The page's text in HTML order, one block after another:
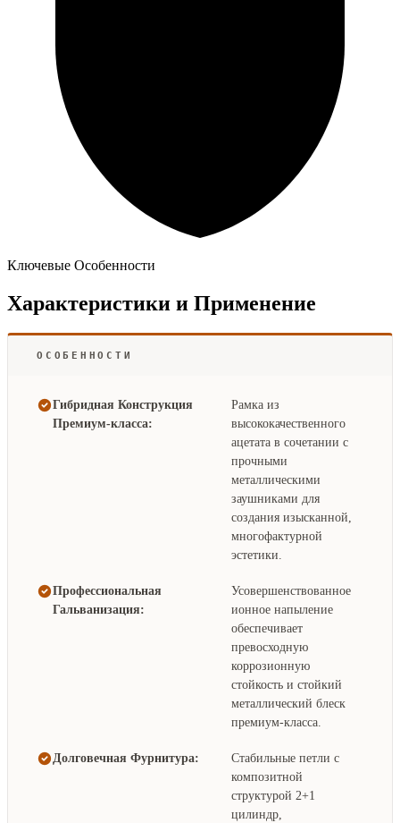
Ключевые Особенности
Характеристики и Применение
ОСОБЕННОСТИ
Гибридная Конструкция
Премиум-класса:
Рамка из
высококачественного
ацетата в сочетании с
прочными
металлическими
заушниками для
создания изысканной,
многофактурной
эстетики.
Профессиональная
Гальванизация:
Усовершенствованное
ионное напыление
обеспечивает
превосходную
коррозионную
стойкость и стойкий
металлический блеск
премиум-класса.
Долговечная Фурнитура:
Стабильные петли с
композитной
структурой 2+1
цилиндр,